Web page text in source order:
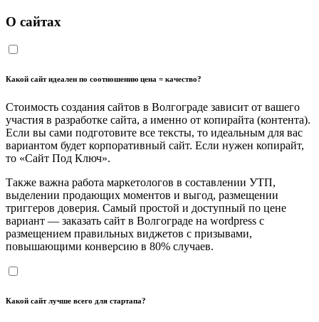
О сайтах
Какой сайт идеален по соотношению цена = качество?
Стоимость создания сайтов в Волгограде зависит от вашего
участия в разработке сайта, а именно от копирайта (контента).
Если вы сами подготовите все тексты, то идеальным для вас
вариантом будет корпоративный сайт. Если нужен копирайт,
то «Сайт Под Ключ».
Также важна работа маркетологов в составлении УТП,
выделении продающих моментов и выгод, размещении
триггеров доверия. Самый простой и доступный по цене
вариант — заказать сайт в Волгограде на wordpress с
размещением правильных виджетов с призывами,
повышающими конверсию в 80% случаев.
Какой сайт лучше всего для стартапа?